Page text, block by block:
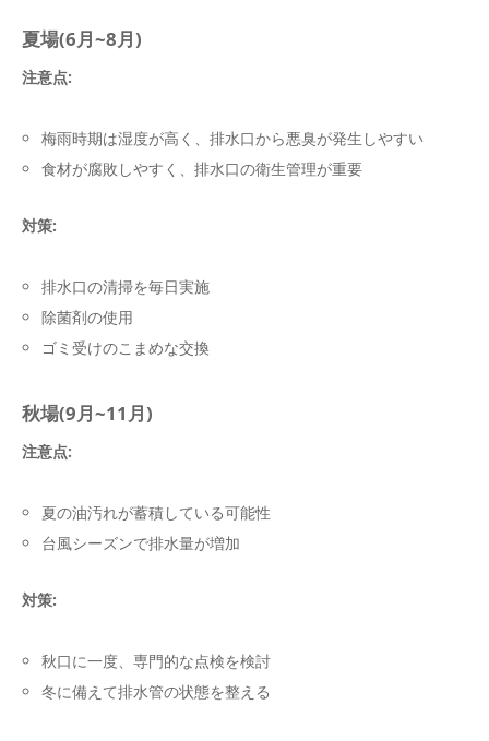
夏場(6月~8月)
注意点:
梅雨時期は湿度が高く、排水口から悪臭が発生しやすい
食材が腐敗しやすく、排水口の衛生管理が重要
対策:
排水口の清掃を毎日実施
除菌剤の使用
ゴミ受けのこまめな交換
秋場(9月~11月)
注意点:
夏の油汚れが蓄積している可能性
台風シーズンで排水量が増加
対策:
秋口に一度、専門的な点検を検討
冬に備えて排水管の状態を整える